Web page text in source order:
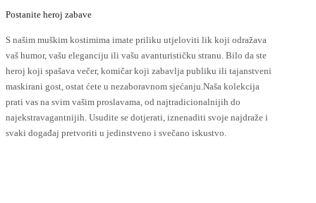
Postanite heroj zabave
S našim muškim kostimima imate priliku utjeloviti lik koji odražava
vaš humor, vašu eleganciju ili vašu avanturističku stranu. Bilo da ste
heroj koji spašava večer, komičar koji zabavlja publiku ili tajanstveni
maskirani gost, ostat ćete u nezaboravnom sjećanju.Naša kolekcija
prati vas na svim vašim proslavama, od najtradicionalnijih do
najekstravagantnijih. Usudite se dotjerati, iznenaditi svoje najdraže i
svaki događaj pretvoriti u jedinstveno i svečano iskustvo.